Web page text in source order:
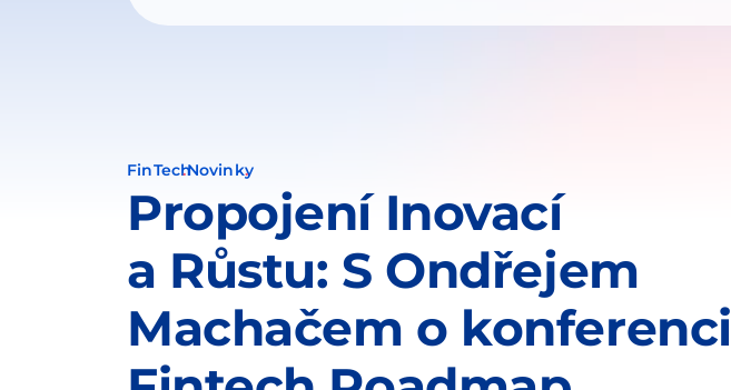
FinTechNovinky
Propojení Inovací
a Růstu: S Ondřejem
Machačem o konferenci